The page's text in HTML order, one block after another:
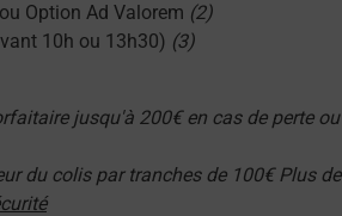
ou Option Ad Valorem (2)
10h ou 13h30) (3)
jusqu'à 200€ en cas de perte ou
du colis par tranches de 100€ Plus de